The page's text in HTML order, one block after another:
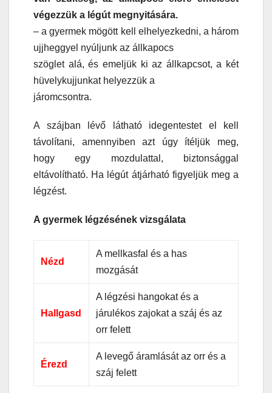
végezzük a légút megnyitására.
– a gyermek mögött kell elhelyezkedni, a három
ujjheggyel nyúljunk az állkapocs
szöglet alá, és emeljük ki az állkapcsot, a két
hüvelykujjunkat helyezzük a
járomcsontra.
A szájban lévő látható idegentestet el kell
távolítani, amennyiben azt úgy ítéljük meg,
hogy egy mozdulattal, biztonsággal
eltávolítható. Ha légút átjárható figyeljük meg a
légzést.
A gyermek légzésének vizsgálata
Nézd
A mellkasfal és a has
mozgását
Hallgasd
A légzési hangokat és a
járulékos zajokat a száj és az
orr felett
Érezd
A levegő áramlását az orr és a
száj felett